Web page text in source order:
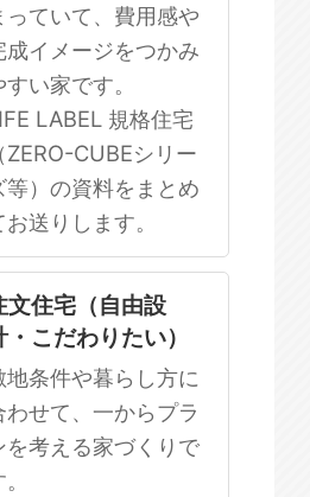
っていて、費用感や
成イメージをつかみ
すい家です。
LABEL 規格住宅
（ZERO-CUBEシリー
等）の資料をまとめ
お送りします。
文住宅（自由設
・こだわりたい）
地条件や暮らし方に
わせて、一からプラ
を考える家づくりで